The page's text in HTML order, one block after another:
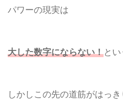
パワーの現実は
大した数字にならない！とい
しかしこの先の道筋がはっ